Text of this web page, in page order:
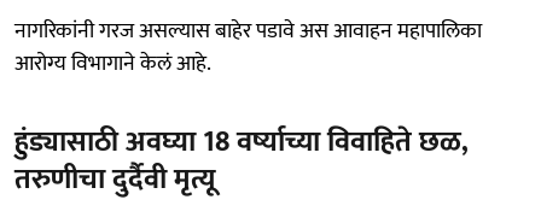
नागरिकांनी गरज असल्यास बाहेर पडावे अस आवाहन महापालिका
आरोग्य विभागाने केलं आहे.
हुंड्यासाठी अवघ्या 18 वर्ष्याच्या विवाहिते छळ,
तरुणीचा दुर्दैवी मृत्यू